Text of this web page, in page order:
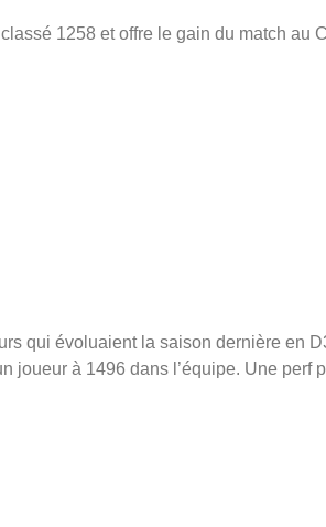
1258 et offre le gain du match au
qui évoluaient la saison dernière en
joueur à 1496 dans l’équipe. Une